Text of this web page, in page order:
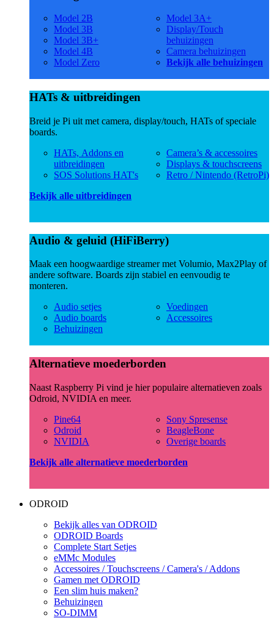
Model 2B
Model 3B
Model 3B+
Model 4B
Model Zero
Model 3A+
Display/Touch
behuizingen
Camera behuizingen
Bekijk alle behuizingen
HATs & uitbreidingen
Breid je Pi uit met camera, display/touch, HATs of speciale
boards.
HATs, Addons en
uitbreidingen
SOS Solutions HAT's
Camera’s & accessoires
Displays & touchscreens
Retro / Nintendo (RetroPi)
Bekijk alle uitbreidingen
Audio & geluid (HiFiBerry)
Maak een hoogwaardige streamer met Volumio, Max2Play of
andere software. Boards zijn stabiel en eenvoudig te
monteren.
Audio setjes
Audio boards
Behuizingen
Voedingen
Accessoires
Alternatieve moederborden
Naast Raspberry Pi vind je hier populaire alternatieven zoals
Odroid, NVIDIA en meer.
Pine64
Odroid
NVIDIA
Sony Spresense
BeagleBone
Overige boards
Bekijk alle alternatieve moederborden
ODROID
Bekijk alles van ODROID
ODROID Boards
Complete Start Setjes
eMMc Modules
Accessoires / Touchscreens / Camera's / Addons
Gamen met ODROID
Een slim huis maken?
Behuizingen
SO-DIMM